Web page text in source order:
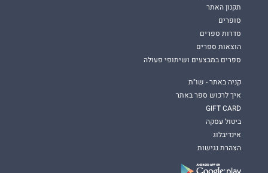
תקנון האתר
סופרים
סדרות ספרים
הוצאות ספרים
ספרים במבצעים ושיתופי פעולה
קניה באתר - שו"ת
איך לרכוש ספר באתר
GIFT CARD
ביטול עסקה
אינדיבלוג
הצהרת נגישות